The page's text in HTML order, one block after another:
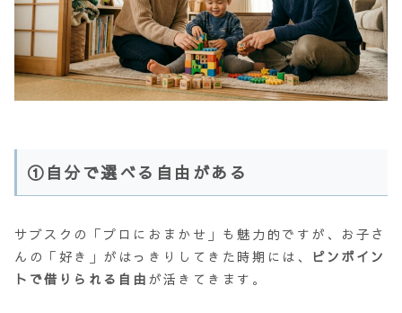
①自分で選べる自由がある
サブスクの「プロにおまかせ」も魅力的ですが、お子さ
んの「好き」がはっきりしてきた時期には、 ピンポイン
トで借りられる自由 が活きてきます。